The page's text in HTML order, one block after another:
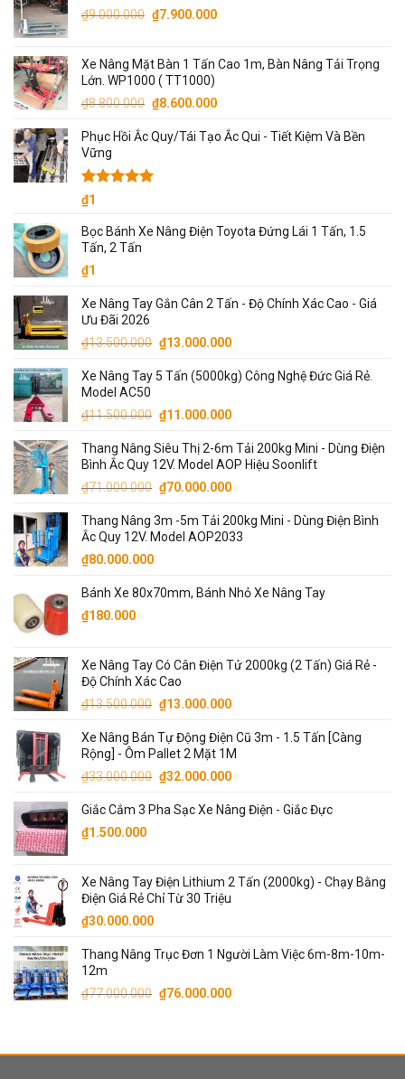
₫9.000.000 Giá
₫9.000.000.
₫7.900.000Giá
là:
Xe Nâng Mặt Bàn 1 Tấn Cao 1m, Bàn Nâng Tải Trọng
Lớn. WP1000 ( TT1000)
₫8.800.000 Giá
là:
₫8.600.000Giá
tại
Phục Hồi Ắc Quy/Tái Tạo Ắc Qui - Tiết Kiệm Và Bền
Vững
Được xếp
hạng
5 sao
₫1
Bọc Bánh Xe Nâng Điện Toyota Đứng Lái 1 Tấn, 1.5
Tấn, 2 Tấn
₫1
Xe Nâng Tay Gắn Cân 2 Tấn - Độ Chính Xác Cao - Giá
Ưu Đãi 2026
₫13.500.000 Giá
là:
₫13.000.000Giá
tại
₫13.000.000.
Xe Nâng Tay 5 Tấn (5000kg) Công Nghệ Đức Giá Rẻ.
Model AC50
₫11.500.000 Giá
là:
₫11.500.000.
₫11.000.000Giá
tại
là:
₫11.000.000.
Thang Nâng Siêu Thị 2-6m Tải 200kg Mini - Dùng Điện
Bình Ắc Quy 12V. Model AOP Hiệu Soonlift
₫71.000.000 Giá
là:
₫71.000.000.
₫70.000.000Giá
tại
là:
Thang Nâng 3m -5m Tải 200kg Mini - Dùng Điện Bình
Ắc Quy 12V. Model AOP2033
₫80.000.000
Bánh Xe 80x70mm, Bánh Nhỏ Xe Nâng Tay
₫180.000
Xe Nâng Tay Có Cân Điện Tử 2000kg (2 Tấn) Giá Rẻ -
Độ Chính Xác Cao
₫13.500.000 Giá
là:
₫13.500.000.
₫13.000.000Giá
tại
là:
₫13.000.000.
Xe Nâng Bán Tự Động Điện Cũ 3m - 1.5 Tấn [Càng
Rộng] - Ôm Pallet 2 Mặt 1M
₫33.000.000 Giá
là:
₫32.000.000Giá
tại
Giắc Cắm 3 Pha Sạc Xe Nâng Điện - Giắc Đực
₫1.500.000
Xe Nâng Tay Điện Lithium 2 Tấn (2000kg) - Chạy Bằng
Điện Giá Rẻ Chỉ Từ 30 Triệu
₫30.000.000
Thang Nâng Trục Đơn 1 Người Làm Việc 6m-8m-10m-
12m
₫77.000.000 Giá
₫76.000.000Giá